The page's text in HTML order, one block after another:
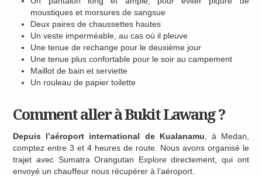
moustiques et morsures de sangsue
Deux paires de chaussettes hautes
Un veste imperméable, au cas où il pleuve
Une tenue de rechange pour le deuxième jour
Une tenue plus confortable pour le soir au campement
Maillot de bain et serviette
Un rouleau de papier toilette
Comment aller à Bukit Lawang ?
Depuis l’aéroport international de Kualanamu, à Medan,
comptez entre 3 et 4 heures de route. Nous avons organisé le
trajet avec Sumatra Orangutan Explore directement, qui ont
envoyé un chauffeur nous récupérer à l’aéroport.